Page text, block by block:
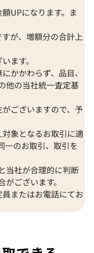
K18 トルマリン
参考買取価格
297,000円
UPになります。ま
が、増額分の合計上
ます。
かかわらず、品目、
他の当社統一査定基
ございますので、予
象となるお取引に適
一のお取引、取引を
当社が合理的に判断
ございます。
またはお電話にてお